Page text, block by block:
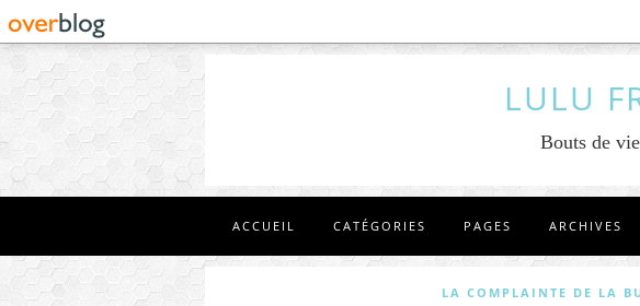
LULU
Bouts de
ACCUEIL CATÉGORIES PAGES ARCHIVES
LA COMPLAINTE DE LA